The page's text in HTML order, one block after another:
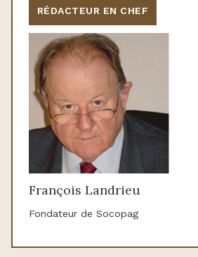
RÉDACTEUR EN CHEF
François Landrieu
Fondateur de Socopag